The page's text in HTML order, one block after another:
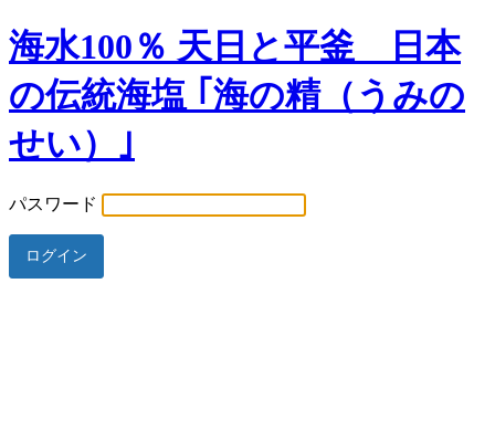
海水100％ 天日と平釜 日本
の伝統海塩 ｢海の精（うみの
せい）｣
パスワード